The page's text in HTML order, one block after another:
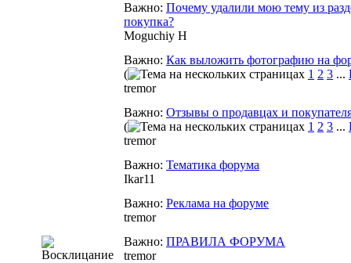
Важно: Почему удалили мою тему из
покупка?
Moguchiy H
Важно: Как выложить фотографию на
(
1 2 3 ...
tremor
Важно: Отзывы о продавцах и
(
1 2 3 ...
tremor
Важно: Тематика форума
Ikar11
Важно: Реклама на форуме
tremor
Важно: ПРАВИЛА ФОРУМА
tremor